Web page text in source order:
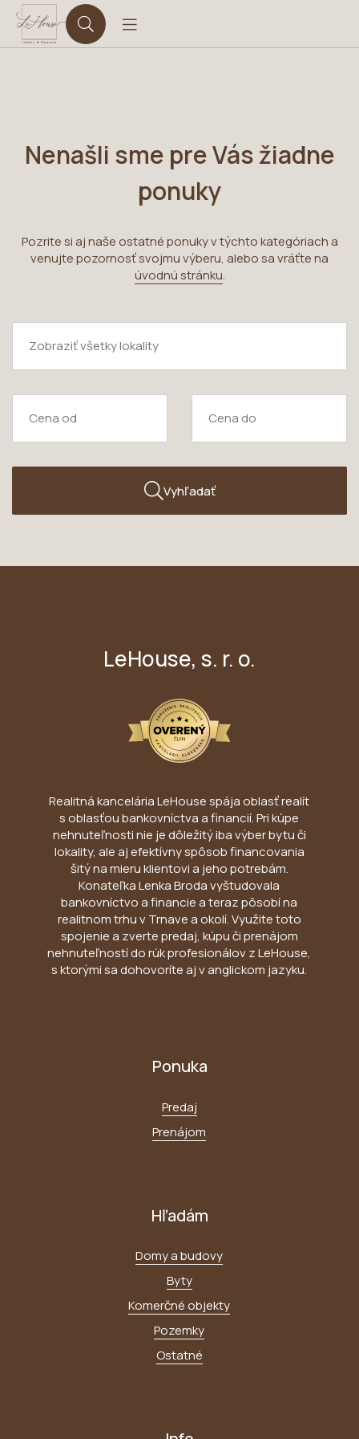
Nenašli sme pre Vás žiadne
ponuky
Pozrite si aj naše ostatné ponuky v týchto kategóriach a
venujte pozornosť svojmu výberu, alebo sa vráťte na
úvodnú stránku.
Vyhľadať
LeHouse, s. r. o.
Realitná kancelária LeHouse spája oblasť realít
s oblasťou bankovníctva a financií. Pri kúpe
nehnuteľnosti nie je dôležitý iba výber bytu či
lokality, ale aj efektívny spôsob financovania
šitý na mieru klientovi a jeho potrebám.
Konateľka Lenka Broda vyštudovala
bankovníctvo a financie a teraz pôsobí na
realitnom trhu v Trnave a okolí. Využite toto
spojenie a zverte predaj, kúpu či prenájom
nehnuteľností do rúk profesionálov z LeHouse,
s ktorými sa dohovoríte aj v anglickom jazyku.
Ponuka
Predaj
Prenájom
Hľadám
Domy a budovy
Byty
Komerčné objekty
Pozemky
Ostatné